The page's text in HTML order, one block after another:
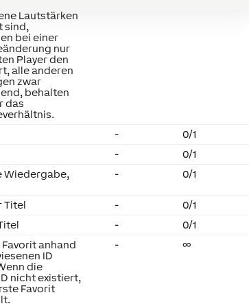
Lautstärken
sind,
bei einer
nur
Player den
alle anderen
zwar
behalten
das
-
0/1
-
0/1
Wiedergabe,
- 0/1
Titel -
0/1
-
0/1
anhand
ID
die
nicht existiert,
Favorit
- ∞